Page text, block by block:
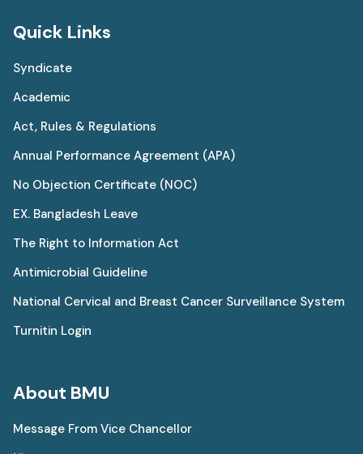
Quick Links
Syndicate
Academic
Act, Rules & Regulations
Annual Performance Agreement (APA)
No Objection Certificate (NOC)
EX. Bangladesh Leave
The Right to Information Act
Antimicrobial Guideline
National Cervical and Breast Cancer Surveillance System
Turnitin Login
About BMU
Message From Vice Chancellor